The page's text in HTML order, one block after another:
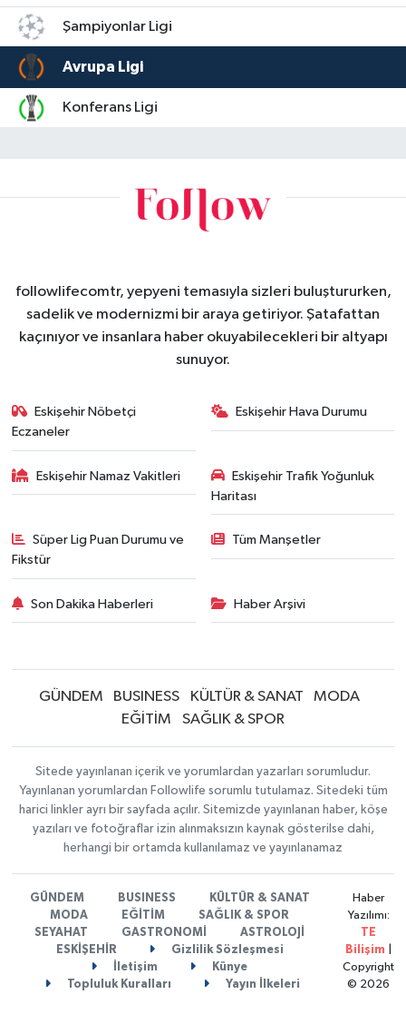
Şampiyonlar Ligi
Avrupa Ligi
Konferans Ligi
followlifecomtr, yepyeni temasıyla sizleri buluştururken,
sadelik ve modernizmi bir araya getiriyor. Şatafattan
kaçınıyor ve insanlara haber okuyabilecekleri bir altyapı
sunuyor.
Eskişehir Nöbetçi
Eczaneler
Eskişehir Hava Durumu
Eskişehir Namaz Vakitleri
Eskişehir Trafik Yoğunluk
Haritası
Süper Lig Puan Durumu ve
Fikstür
Tüm Manşetler
Son Dakika Haberleri Haber Arşivi
GÜNDEM BUSINESS KÜLTÜR & SANAT
MODA
EĞİTİM
SAĞLIK & SPOR
Sitede yayınlanan içerik ve yorumlardan yazarları sorumludur.
Yayınlanan yorumlardan Followlife sorumlu tutulamaz. Sitedeki tüm
harici linkler ayrı bir sayfada açılır. Sitemizde yayınlanan haber, köşe
yazıları ve fotoğraflar izin alınmaksızın kaynak gösterilse dahi,
herhangi bir ortamda kullanılamaz ve yayınlanamaz
GÜNDEM BUSINESS
KÜLTÜR & SANAT
MODA
EĞİTİM
SAĞLIK & SPOR
SEYAHAT
GASTRONOMİ
ASTROLOJİ
ESKİŞEHİR
Gizlilik Sözleşmesi
İletişim
Künye
Topluluk Kuralları
Yayın İlkeleri
Haber
Yazılımı:
TE
Bilişim
Copyright
© 2026